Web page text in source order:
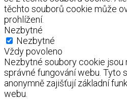
těchto souborů cookie může
prohlížení.
Nezbytné
Nezbytné
Vždy povoleno
Nezbytné soubory cookie jsou
správné fungování webu. Tyto
anonymně zajišťují základní
webu.